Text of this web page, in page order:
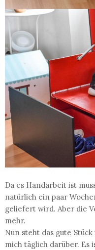
Da es Handarbeit ist
natürlich ein paar
geliefert wird. Aber die
mehr.
Nun steht das gute
mich täglich darüber. Es